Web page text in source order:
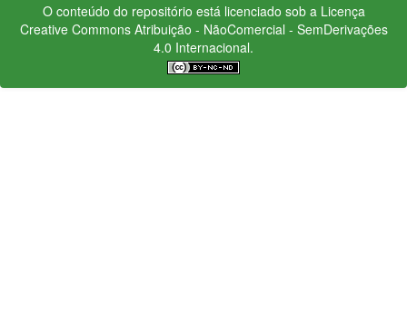
O conteúdo do repositório está licenciado sob a Licença
Creative CommonsAtribuição - NãoComercial - SemDerivações
4.0 Internacional.